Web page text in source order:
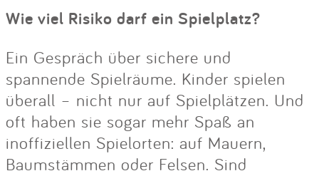
Wie viel Risiko darf ein Spielplatz?
Ein Gespräch über sichere und
spannende Spielräume. Kinder spielen
überall – nicht nur auf Spielplätzen. Und
oft haben sie sogar mehr Spaß an
inoffiziellen Spielorten: auf Mauern,
Baumstämmen oder Felsen. Sind